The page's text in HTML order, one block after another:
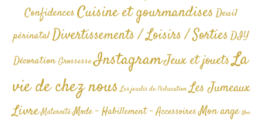
Confidences Cuisine et gourmandises Deuil
périnatalDivertissements / Loisirs / SortiesDIY
Décoration GrossesseInstagramJeux et jouetsLa
vie de chez nous Les jeudis de l'éducation Les Jumeaux
Livre Maternité Mode - Habillement - AccessoiresMon ange Non